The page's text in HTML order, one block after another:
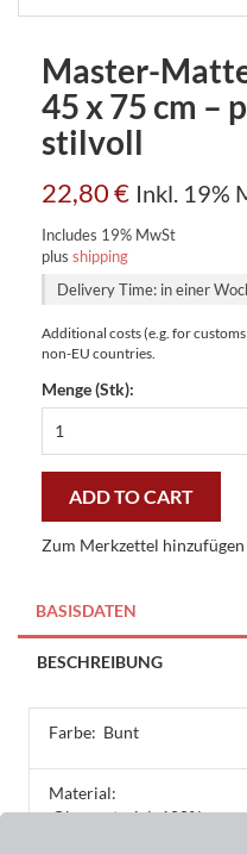
Master-
45 x 75 cm –
stilvoll
22,80€ Inkl. 19%
Includes 19% MwSt
plus shipping
Delivery Time: in einer
Additional costs (e.g. for
non-EU countries.
Menge (Stk):
Matte
Muster
x
-
preiswert
und
quantity
ADD TO CART
Zum Merkzettel hinzufügen
BASISDATEN
BESCHREIBUNG
Farbe: Bunt
Material:
Obermaterial: 100%